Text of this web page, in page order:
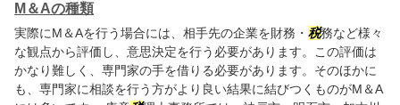
M＆Aの種類
実際にM＆Aを行う場合には、相手先の企業を財務・ 税務など様々
な観点から評価し、意思決定を行う必要があります。この評価は
かなり難しく、専門家の手を借りる必要があります。そのほかに
も、専門家に相談を行う方がより良い結果に結びつくものがM＆A